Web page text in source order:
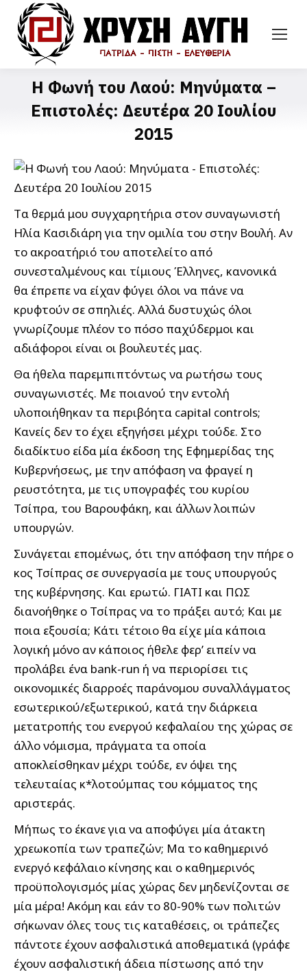
Η Φωνή του Λαού: Μηνύματα –
Επιστολές: Δευτέρα 20 Ιουλίου
2015
Tα θερμά μου συγχαρητήρια στον συναγωνιστή
Ηλία Κασιδιάρη για την ομιλία του στην Βουλή. Αν
το ακροατήριό του αποτελείτο από
συνεσταλμένους και τίμιους Έλληνες, κανονικά
θα έπρεπε να είχαν φύγει όλοι να πάνε να
κρυφτούν σε σπηλιές. Αλλά δυστυχώς όλοι
γνωρίζουμε πλέον το πόσο παχύδερμοι και
αδιάφοροι είναι οι βουλευτές μας.
Θα ήθελα παρεμπιπτόντως να ρωτήσω τους
συναγωνιστές. Με ποιανού την εντολή
υλοποιήθηκαν τα περιβόητα capital controls;
Κανείς δεν το έχει εξηγήσει μέχρι τούδε. Στο
διαδίκτυο είδα μία έκδοση της Εφημερίδας της
Κυβερνήσεως, με την απόφαση να φραγεί η
ρευστότητα, με τις υπογραφές του κυρίου
Τσίπρα, του Βαρουφάκη, και άλλων λοιπών
υπουργών.
Συνάγεται επομένως, ότι την απόφαση την πήρε ο
κος Τσίπρας σε συνεργασία με τους υπουργούς
της κυβέρνησης. Και ερωτώ. ΓΙΑΤΙ και ΠΩΣ
διανοήθηκε ο Τσίπρας να το πράξει αυτό; Και με
ποια εξουσία; Κάτι τέτοιο θα είχε μία κάποια
λογική μόνο αν κάποιος ήθελε φερ’ ειπείν να
προλάβει ένα bank-run ή να περιορίσει τις
οικονομικές διαρροές παράνομου συναλλάγματος
εσωτερικού/εξωτερικού, κατά την διάρκεια
μετατροπής του ενεργού κεφαλαίου της χώρας σε
άλλο νόμισμα, πράγματα τα οποία
αποκλείσθηκαν μέχρι τούδε, εν όψει της
τελευταίας κ*λοτούμπας του κόμματος της
αριστεράς.
Μήπως το έκανε για να αποφύγει μία άτακτη
χρεωκοπία των τραπεζών; Μα το καθημερινό
ενεργό κεφάλαιο κίνησης και ο καθημερινός
προϋπολογισμός μίας χώρας δεν μηδενίζονται σε
μία μέρα! Ακόμη και εάν το 80-90% των πολιτών
σήκωναν όλες τους τις καταθέσεις, οι τράπεζες
πάντοτε έχουν ασφαλιστικά αποθεματικά (γράφε
έχουν ασφαλιστική άδεια πίστωσης από την